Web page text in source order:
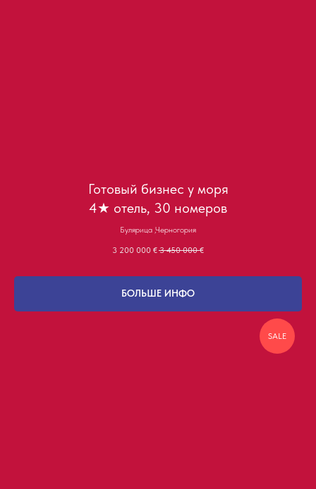
Готовый бизнес у моря
4★ отель, 30 номеров
Булярица ,Черногория
3 200 000 € 3 450 000 €
БОЛЬШЕ ИНФО
SALE